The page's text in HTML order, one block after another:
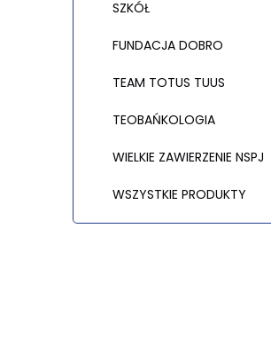
SZKÓŁ
FUNDACJA DOBRO
TEAM TOTUS TUUS
TEOBAŃKOLOGIA
WIELKIE ZAWIERZENIE NSPJ
WSZYSTKIE PRODUKTY